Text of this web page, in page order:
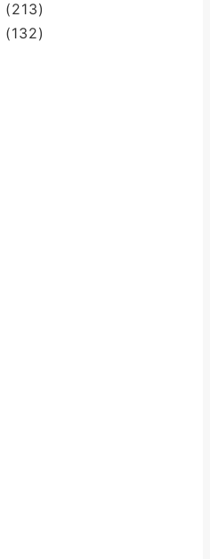
(213)
(132)